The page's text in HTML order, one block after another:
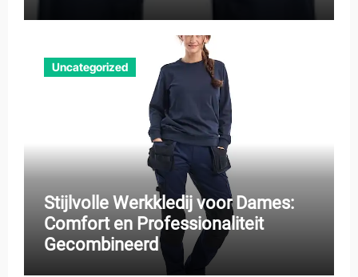
Uncategorized
Stijlvolle Werkkledij voor Dames:
Comfort en Professionaliteit
Gecombineerd